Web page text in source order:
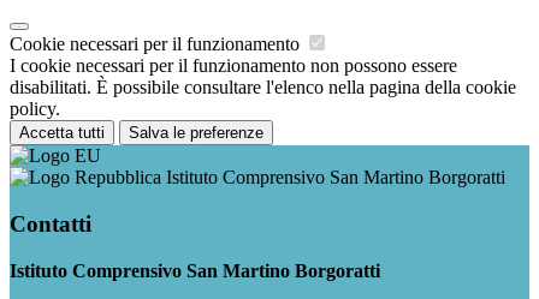
Cookie necessari per il funzionamento
I cookie necessari per il funzionamento non possono essere
disabilitati. È possibile consultare l'elenco nella pagina della cookie
policy.
Accetta tutti Salva le preferenze
Istituto Comprensivo San Martino Borgoratti
Contatti
Istituto Comprensivo San Martino Borgoratti